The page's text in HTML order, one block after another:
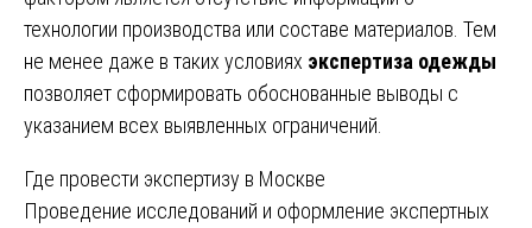
технологии производства или составе материалов. Тем
не менее даже в таких условиях экспертиза одежды
позволяет сформировать обоснованные выводы с
указанием всех выявленных ограничений.
Где провести экспертизу в Москве
Проведение исследований и оформление экспертных